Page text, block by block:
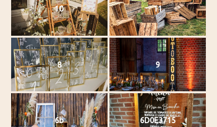
10 11
8 9
6b 6D0E3715